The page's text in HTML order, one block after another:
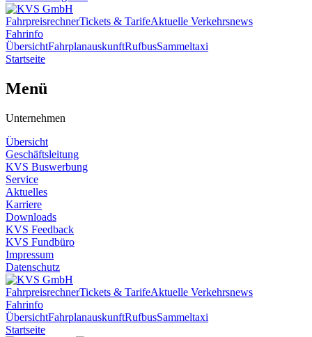
FahrpreisrechnerTickets & TarifeAktuelle Verkehrsnews
Fahrinfo
ÜbersichtFahrplanauskunftRufbusSammeltaxi
Startseite
Menü
Unternehmen
Übersicht
Geschäftsleitung
KVS Buswerbung
Service
Aktuelles
Karriere
Downloads
KVS Feedback
KVS Fundbüro
Impressum
Datenschutz
FahrpreisrechnerTickets & TarifeAktuelle Verkehrsnews
Fahrinfo
ÜbersichtFahrplanauskunftRufbusSammeltaxi
Startseite